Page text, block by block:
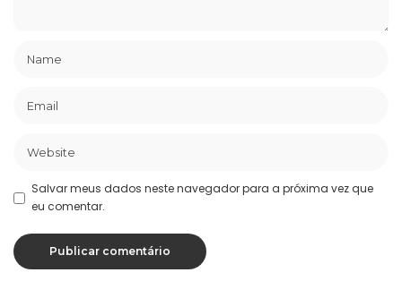
Salvar meus dados neste navegador para a próxima vez que
eu comentar.